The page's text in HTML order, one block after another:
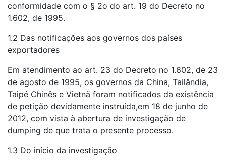
conformidade com o § 2o do art. 19 do Decreto no
1.602, de 1995.
1.2 Das notificações aos governos dos países
exportadores
Em atendimento ao art. 23 do Decreto no 1.602, de 23
de agosto de 1995, os governos da China, Tailândia,
Taipé Chinês e Vietnã foram notificados da existência
de petição devidamente instruída,em 18 de junho de
2012, com vista à abertura de investigação de
dumping de que trata o presente processo.
1.3 Do início da investigação